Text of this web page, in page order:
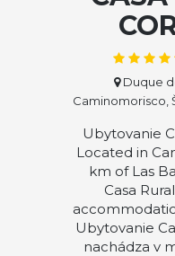
Duque
Caminomorisco,
Ubytovanie
Located in
km of Las
Casa
Ubytovanie
nachádza v